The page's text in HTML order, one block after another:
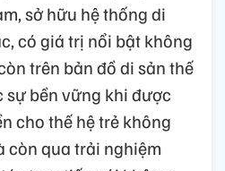
sở hữu hệ thống di
có giá trị nổi bật không
trên bản đồ di sản thế
sự bền vững khi được
cho thế hệ trẻ không
còn qua trải nghiệm